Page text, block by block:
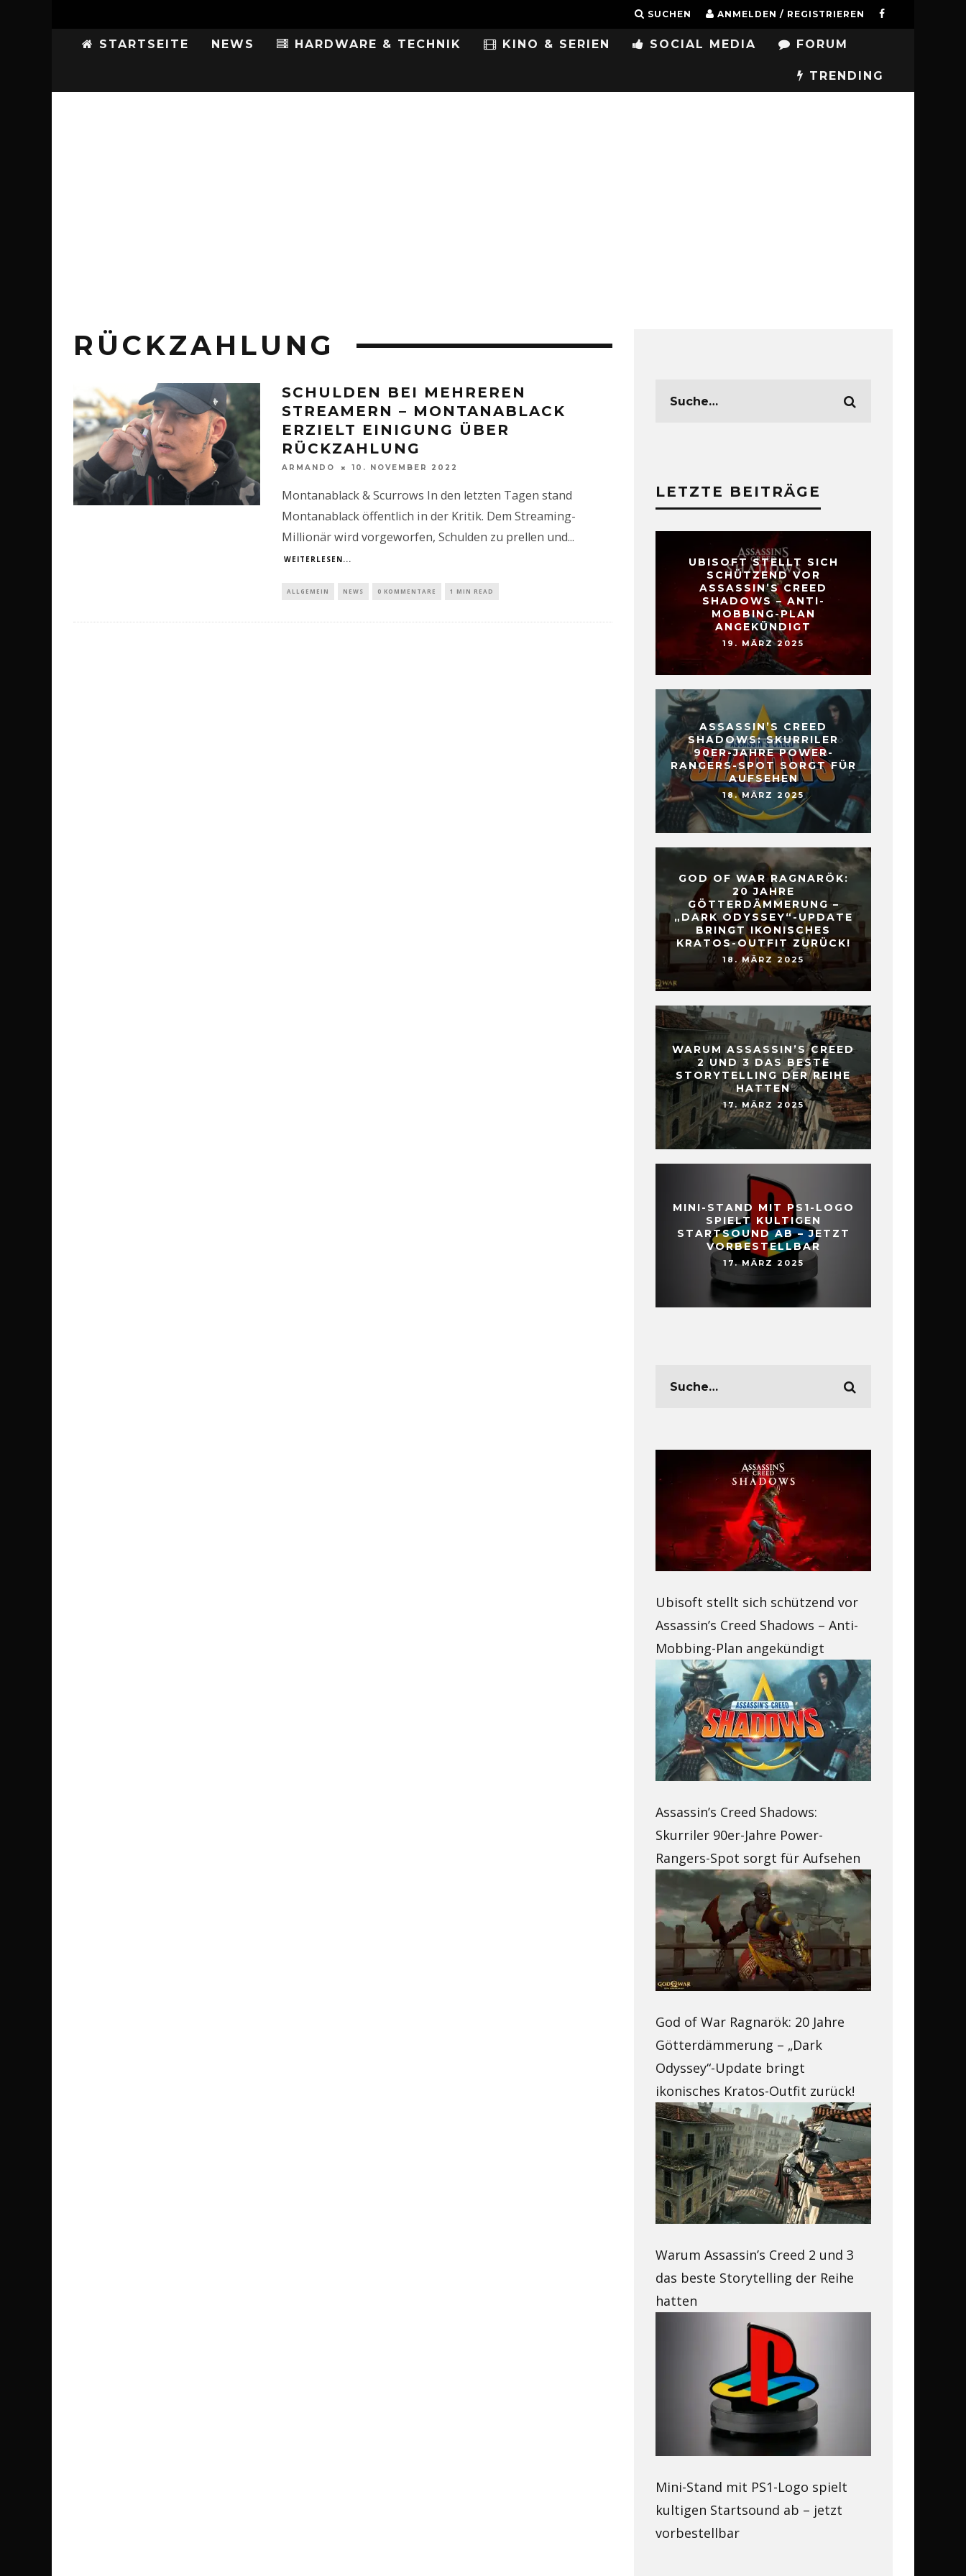
SUCHEN ANMELDEN / REGISTRIEREN
STARTSEITE NEWS HARDWARE & TECHNIK KINO & SERIEN SOCIAL MEDIA FORUM
TRENDING
RÜCKZAHLUNG
SCHULDEN BEI MEHREREN
STREAMERN – MONTANABLACK
ERZIELT EINIGUNG ÜBER
RÜCKZAHLUNG
ARMANDO 10. NOVEMBER 2022
Montanablack & Scurrows In den letzten Tagen stand
Montanablack öffentlich in der Kritik. Dem Streaming-
Millionär wird vorgeworfen, Schulden zu prellen und...
WEITERLESEN...
ALLGEMEIN NEWS 0 KOMMENTARE 1 MIN READ
LETZTE BEITRÄGE
UBISOFT STELLT SICH
SCHÜTZEND VOR
ASSASSIN’S CREED
SHADOWS – ANTI-
MOBBING-PLAN
ANGEKÜNDIGT
19. MÄRZ 2025
ASSASSIN’S CREED
SHADOWS: SKURRILER
90ER-JAHRE POWER-
RANGERS-SPOT SORGT FÜR
AUFSEHEN
18. MÄRZ 2025
GOD OF WAR RAGNARÖK:
20 JAHRE
GÖTTERDÄMMERUNG –
„DARK ODYSSEY“-UPDATE
BRINGT IKONISCHES
KRATOS-OUTFIT ZURÜCK!
18. MÄRZ 2025
WARUM ASSASSIN’S CREED
2 UND 3 DAS BESTE
STORYTELLING DER REIHE
HATTEN
17. MÄRZ 2025
MINI-STAND MIT PS1-LOGO
SPIELT KULTIGEN
STARTSOUND AB – JETZT
VORBESTELLBAR
17. MÄRZ 2025
Ubisoft stellt sich schützend vor
Assassin’s Creed Shadows – Anti-
Mobbing-Plan angekündigt
Assassin’s Creed Shadows:
Skurriler 90er-Jahre Power-
Rangers-Spot sorgt für Aufsehen
God of War Ragnarök: 20 Jahre
Götterdämmerung – „Dark
Odyssey“-Update bringt
ikonisches Kratos-Outfit zurück!
Warum Assassin’s Creed 2 und 3
das beste Storytelling der Reihe
hatten
Mini-Stand mit PS1-Logo spielt
kultigen Startsound ab – jetzt
vorbestellbar